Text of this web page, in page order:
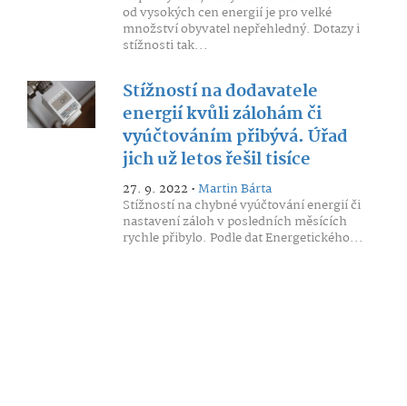
od vysokých cen energií je pro velké
množství obyvatel nepřehledný. Dotazy i
stížnosti tak...
Stížností na dodavatele
energií kvůli zálohám či
vyúčtováním přibývá. Úřad
jich už letos řešil tisíce
27. 9. 2022 •Martin Bárta
Stížností na chybné vyúčtování energií či
nastavení záloh v posledních měsících
rychle přibylo. Podle dat Energetického...